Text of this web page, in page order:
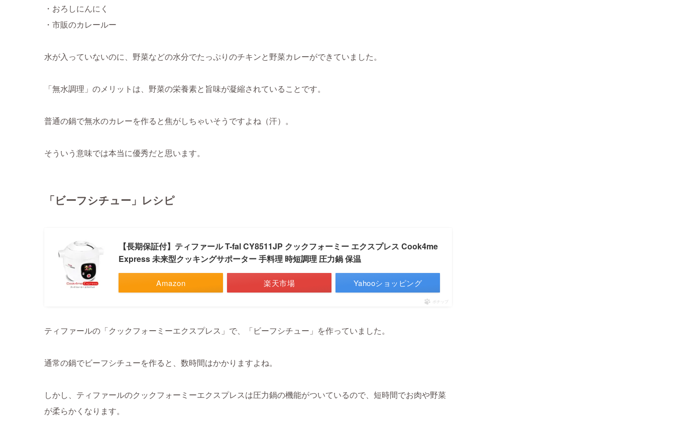
・おろしにんにく
・市販のカレールー
水が入っていないのに、野菜などの水分でたっぷりのチキンと野菜カレーができていました。
「無水調理」のメリットは、野菜の栄養素と旨味が凝縮されていることです。
普通の鍋で無水のカレーを作ると焦がしちゃいそうですよね（汗）。
そういう意味では本当に優秀だと思います。
「ビーフシチュー」レシピ
【長期保証付】ティファール T-fal CY8511JP クックフォーミー エクスプレス Cook4me
Express 未来型クッキングサポーター 手料理 時短調理 圧力鍋 保温
Amazon 楽天市場 Yahooショッピング
ポチップ
ティファールの「クックフォーミーエクスプレス」で、「ビーフシチュー」を作っていました。
通常の鍋でビーフシチューを作ると、数時間はかかりますよね。
しかし、ティファールのクックフォーミーエクスプレスは圧力鍋の機能がついているので、短時間でお肉や野菜
が柔らかくなります。